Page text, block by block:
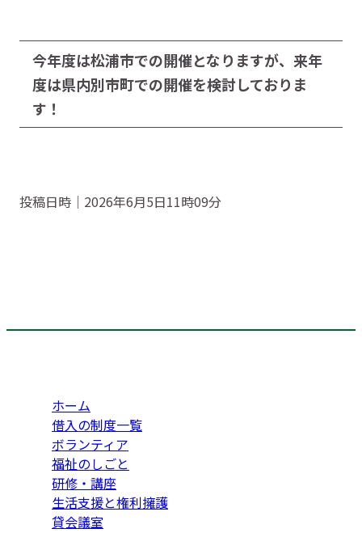
今年度は松浦市での開催となりますが、来年
度は県内別市町での開催を検討しておりま
す！
投稿日時｜2026年6月5日11時09分
ホーム
借入の制度一覧
ボランティア
福祉のしごと
研修・講座
生活支援と権利擁護
貸会議室